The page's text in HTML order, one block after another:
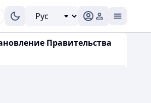
Правительства